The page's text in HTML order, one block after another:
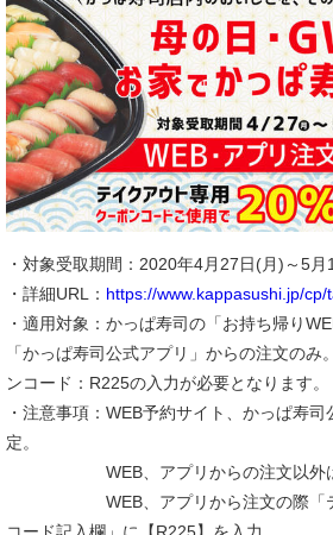
・対象受取期間：2020年4月27日(月)～5月
・詳細URL： https://www.kappasushi.jp/
・適用対象：かっぱ寿司の「お持ち帰り
「かっぱ寿司公式アプリ」からの注文のみ
ンコード：R225の入力が必要となります。
・注意事項：WEB予約サイト、かっぱ寿
定。
WEB、アプリからの注文以外は
WEB、アプリから注文の際「テイ